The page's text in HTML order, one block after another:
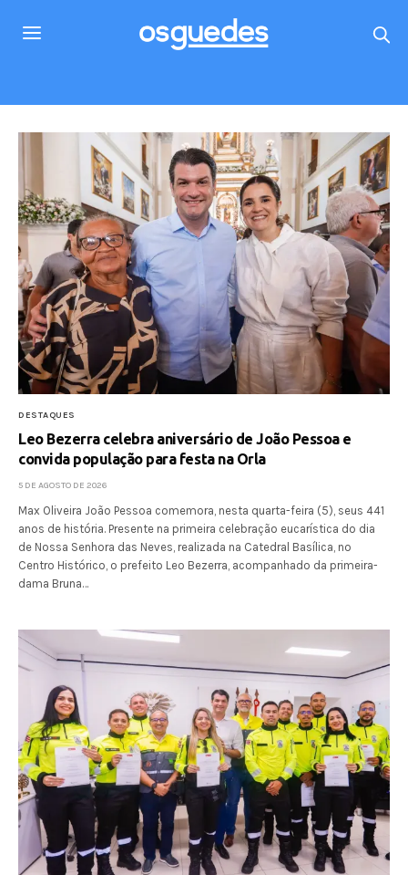
DESTAQUES
Leo Bezerra celebra aniversário de João Pessoa e
convida população para festa na Orla
5 DE AGOSTO DE 2026
Max Oliveira João Pessoa comemora, nesta quarta-feira (5), seus 441
anos de história. Presente na primeira celebração eucarística do dia
de Nossa Senhora das Neves, realizada na Catedral Basílica, no
Centro Histórico, o prefeito Leo Bezerra, acompanhado da primeira-
dama Bruna…